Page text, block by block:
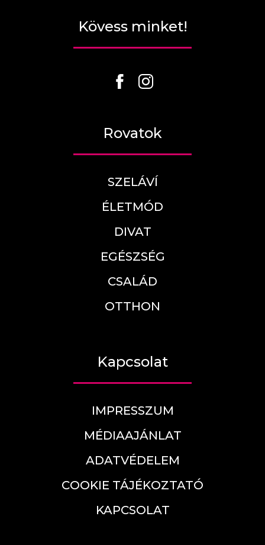
Kövess minket!
Rovatok
SZELÁVÍ
ÉLETMÓD
DIVAT
EGÉSZSÉG
CSALÁD
OTTHON
Kapcsolat
IMPRESSZUM
MÉDIAAJÁNLAT
ADATVÉDELEM
COOKIE TÁJÉKOZTATÓ
KAPCSOLAT